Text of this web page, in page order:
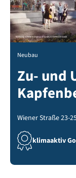
Neubau
Zu- und
Wiener Straße 23-
klimaaktiv